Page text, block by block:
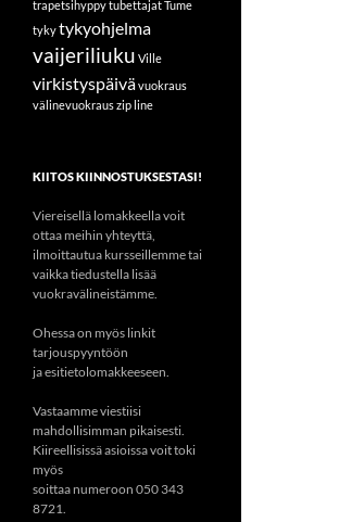
trapetsihyppytubettajatTume
tykytykyohjelma
vaijeriliuku Ville
virkistyspäivävuokraus
välinevuokrauszip line
KIITOS KIINNOSTUKSESTASI!
Viereisellä lomakkeella voit
ottaa meihin yhteyttä,
ilmoittautua kursseillemme tai
vaikka tiedustella lisää
vuokravälineistämme.
Ohessa on myös linkit
tarjouspyyntöön
ja esitietolomakkeeseen.
Vastaamme viestiisi
mahdollisimman pikaisesti.
Kiireellisissä asioissa voit toki
myös
soittaa numeroon 050 343
8721.